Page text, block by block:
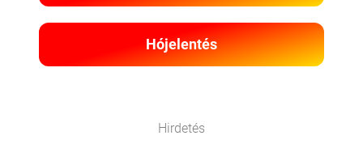
Hójelentés
Hirdetés